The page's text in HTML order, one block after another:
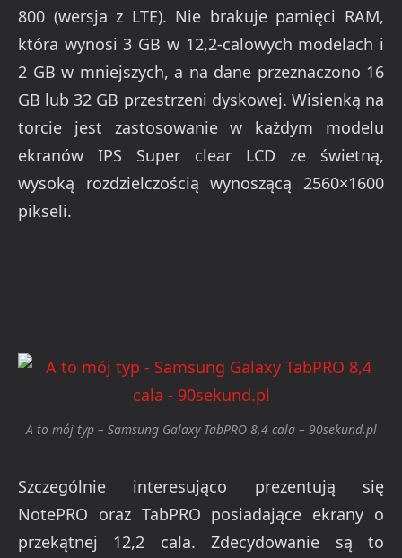
800 (wersja z LTE). Nie brakuje pamięci RAM,
która wynosi 3 GB w 12,2-calowych modelach i
2 GB w mniejszych, a na dane przeznaczono 16
GB lub 32 GB przestrzeni dyskowej. Wisienką na
torcie jest zastosowanie w każdym modelu
ekranów IPS Super clear LCD ze świetną,
wysoką rozdzielczością wynoszącą 2560×1600
pikseli.
A to mój typ – Samsung Galaxy TabPRO 8,4 cala – 90sekund.pl
Szczególnie interesująco prezentują się
NotePRO oraz TabPRO posiadające ekrany o
przekątnej 12,2 cala. Zdecydowanie są to